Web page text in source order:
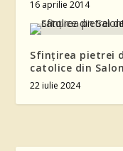
16 aprilie 2014
Sfințirea pietrei
catolice din
22 iulie 2024